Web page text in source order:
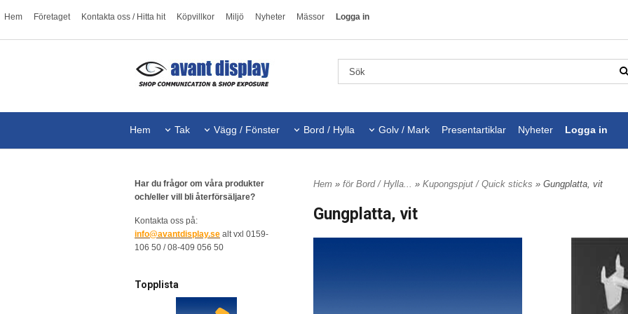
Hem Företaget Kontakta oss / Hitta hit Köpvillkor Miljö Nyheter Mässor Logga in
Hem Tak Vägg / Fönster Bord / Hylla Golv / Mark Presentartiklar Nyheter Logga in
Har du frågor om våra produkter
och/eller vill bli återförsäljare?
Kontakta oss på:
info@avantdisplay.se alt vxl 0159-
106 50 / 08-409 056 50
Topplista
Hem » för Bord / Hylla... » Kupongspjut / Quick sticks » Gungplatta, vit
Gungplatta, vit